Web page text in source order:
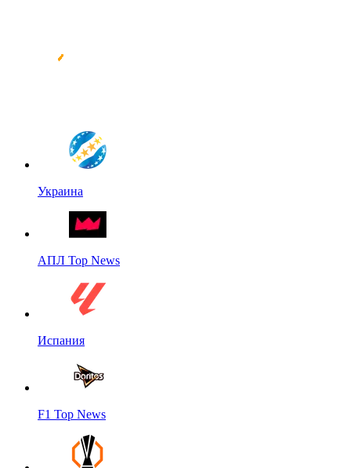
Украина
АПЛ Top News
Испания
F1 Top News